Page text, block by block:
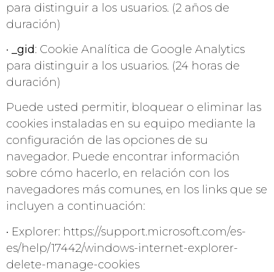
para distinguir a los usuarios. (2 años de
duración)
• _gid: Cookie Analítica de Google Analytics
para distinguir a los usuarios. (24 horas de
duración)
Puede usted permitir, bloquear o eliminar las
cookies instaladas en su equipo mediante la
configuración de las opciones de su
navegador. Puede encontrar información
sobre cómo hacerlo, en relación con los
navegadores más comunes, en los links que se
incluyen a continuación:
• Explorer: https://support.microsoft.com/es-
es/help/17442/windows-internet-explorer-
delete-manage-cookies